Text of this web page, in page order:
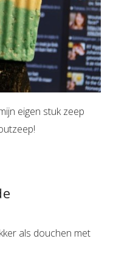
eigen stuk zeep
als douchen met